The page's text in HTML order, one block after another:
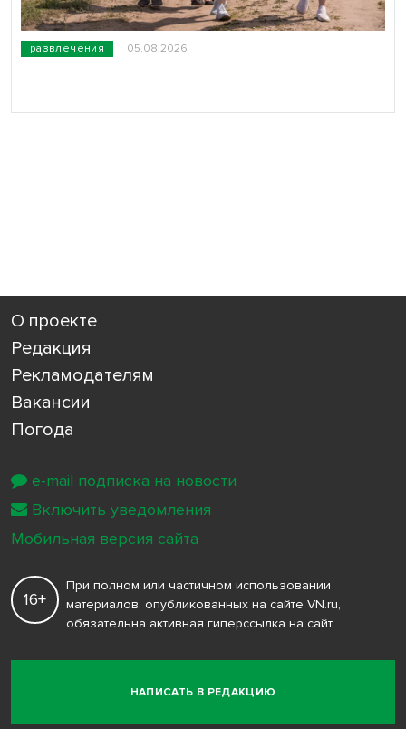
развлечения 05.08.2026
О проекте
Редакция
Рекламодателям
Вакансии
Погода
НАПИСАТЬ В РЕДАКЦИЮ
16+
При полном или частичном использовании
материалов, опубликованных на сайте VN.ru,
обязательна активная гиперссылка на сайт
e-mail подписка на новости
Включить уведомления
Мобильная версия сайта